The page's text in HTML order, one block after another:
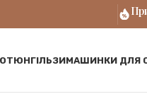
ГІЛЬЗИМАШИНКИ ДЛЯ